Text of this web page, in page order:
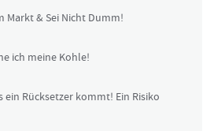
Markt & Sei Nicht Dumm!
ich meine Kohle!
ein Rücksetzer kommt! Ein Risiko